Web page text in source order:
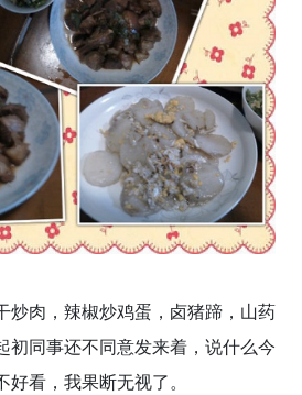
炒肉，辣椒炒鸡蛋，卤猪蹄，山药
初同事还不同意发来着，说什么今
看，我果断无视了。